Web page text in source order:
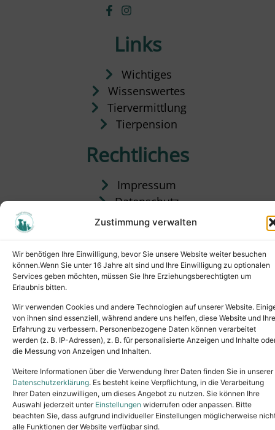
Zustimmung verwalten
Wir benötigen Ihre Einwilligung, bevor Sie unsere Website weiter besuchen
können.Wenn Sie unter 16 Jahre alt sind und Ihre Einwilligung zu optionalen
Services geben möchten, müssen Sie Ihre Erziehungsberechtigten um
Erlaubnis bitten.
Wir verwenden Cookies und andere Technologien auf unserer Website.
von ihnen sind essenziell, während andere uns helfen, diese Website und Ihre
Erfahrung zu verbessern. Personenbezogene Daten können verarbeitet
werden (z. B. IP-Adressen), z. B. für personalisierte Anzeigen und Inhalte
die Messung von Anzeigen und Inhalten.
Weitere Informationen über die Verwendung Ihrer Daten finden Sie in unserer
Datenschutzerklärung. Es besteht keine Verpflichtung, in die Verarbeitung
Ihrer Daten einzuwilligen, um dieses Angebot zu nutzen. Sie können Ihre
Auswahl jederzeit unter Einstellungen widerrufen oder anpassen. Bitte
beachten Sie, dass aufgrund individueller Einstellungen möglicherweise
alle Funktionen der Website verfügbar sind.
Links
Wichtiges
Wissenswertes
Tiervermittlung
Tierpension
Rechtliches
Impressum
Datenschutz
Satzung
Copyright © 2024. All rights reserved.
Tel.: (02631) 55356buero@tierheim-neuwied.de
Ludwigshof 1, 56567 Neuwied